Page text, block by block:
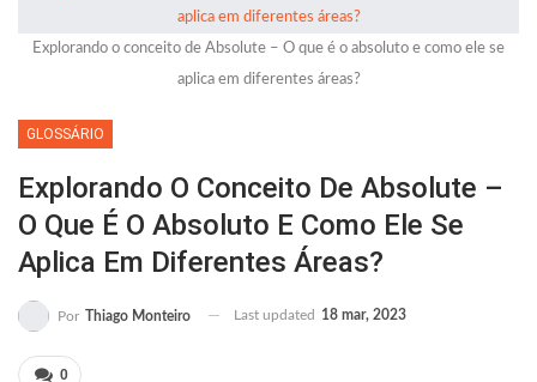
Explorando o conceito de Absolute – O que é o absoluto e como ele se
aplica em diferentes áreas?
GLOSSÁRIO
Explorando O Conceito De Absolute –
O Que É O Absoluto E Como Ele Se
Aplica Em Diferentes Áreas?
Por Thiago Monteiro Last updated 18 mar, 2023
0